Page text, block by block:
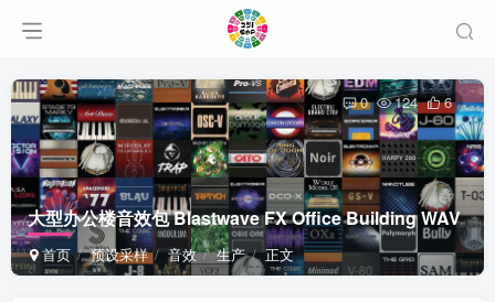
大型办公楼音效包 Blastwave FX Office Building WAV
首页 预设采样 音效 生产 正文
0 124 6